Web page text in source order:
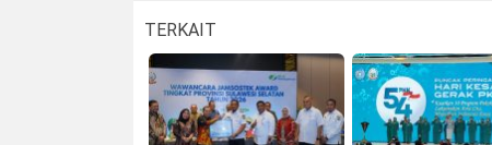
TERKAIT